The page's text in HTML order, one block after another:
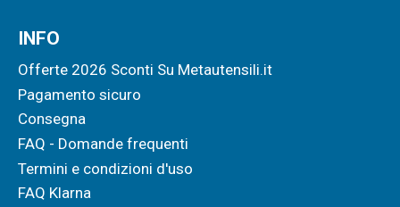
INFO
Offerte 2026 Sconti Su Metautensili.it
Pagamento sicuro
Consegna
FAQ - Domande frequenti
Termini e condizioni d'uso
FAQ Klarna